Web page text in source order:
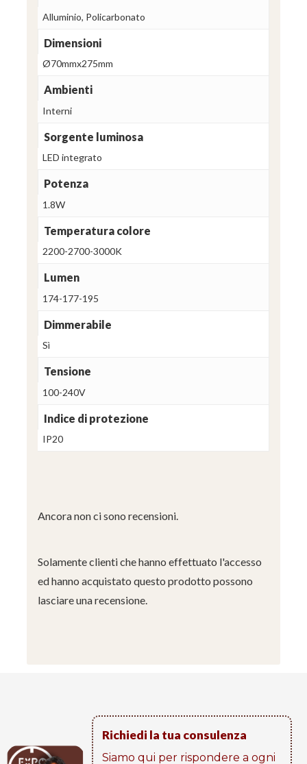
Alluminio, Policarbonato
Dimensioni
Ø70mmx275mm
Ambienti
Interni
Sorgente luminosa
LED integrato
Potenza
1.8W
Temperatura colore
2200-2700-3000K
Lumen
174-177-195
Dimmerabile
Sì
Tensione
100-240V
Indice di protezione
IP20
Ancora non ci sono recensioni.
Solamente clienti che hanno effettuato l'accesso
ed hanno acquistato questo prodotto possono
lasciare una recensione.
Richiedi la tua consulenza
Siamo qui per rispondere a ogni